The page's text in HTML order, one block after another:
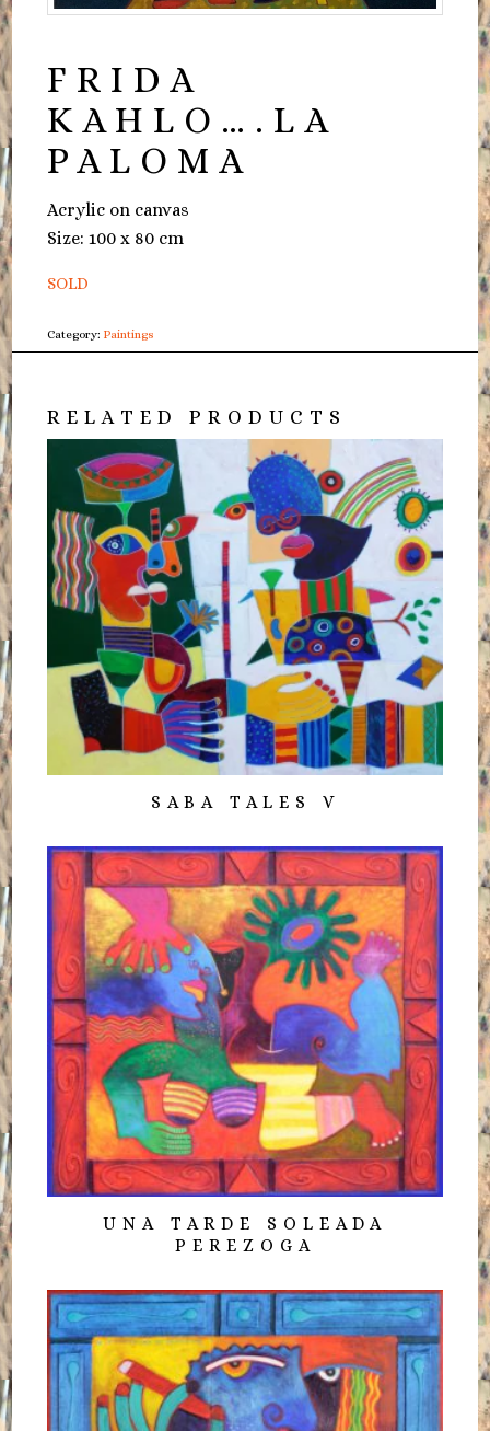
FRIDA
KAHLO….LA
PALOMA
Acrylic on canvas
Size: 100 x 80 cm
SOLD
Category: Paintings
RELATED PRODUCTS
SABA TALES V
UNA TARDE SOLEADA
PEREZOGA